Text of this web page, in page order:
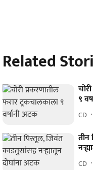
Related
९
CD
CD